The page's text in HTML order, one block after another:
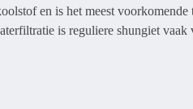
en is het meest
is reguliere shungiet